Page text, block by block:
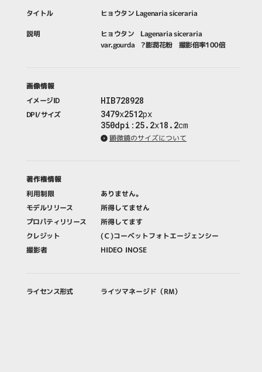
タイトル ヒョウタン Lagenaria siceraria
説明
ヒョウタン Lagenaria siceraria
var.gourda ?膨潤花粉 撮影倍率100倍
画像情報
イメージID
HIB728928
DPI/サイズ 3479x2512px
350dpi : 25.2x18.2cm
顕微鏡のサイズについて
著作権情報
利用制限
ありません。
モデルリリース
所得してません
プロパティリリース
所得してます
クレジット
(Ｃ)コーベットフォトエージェンシー
撮影者
HIDEO INOSE
ライセンス形式 ライツマネージド（RM）